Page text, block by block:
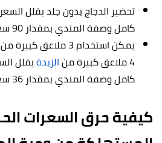
تحضير الدجاج بدون جلد يقلل
كامل وصفة المندي بمقدار 90 سعرة حرارية.
يمكن استخدام 3 ملاعق كبيرة من
4 ملاعق كبيرة من
الزبدةيقلل
كامل وصفة المندي بمقدار 36 سعرة حرارية.
كيفية حرق السعرات